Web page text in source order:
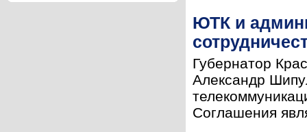
ЮТК и
Губернатор
Александр
Соглашения